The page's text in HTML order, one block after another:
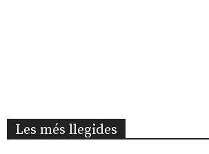
Les més llegides